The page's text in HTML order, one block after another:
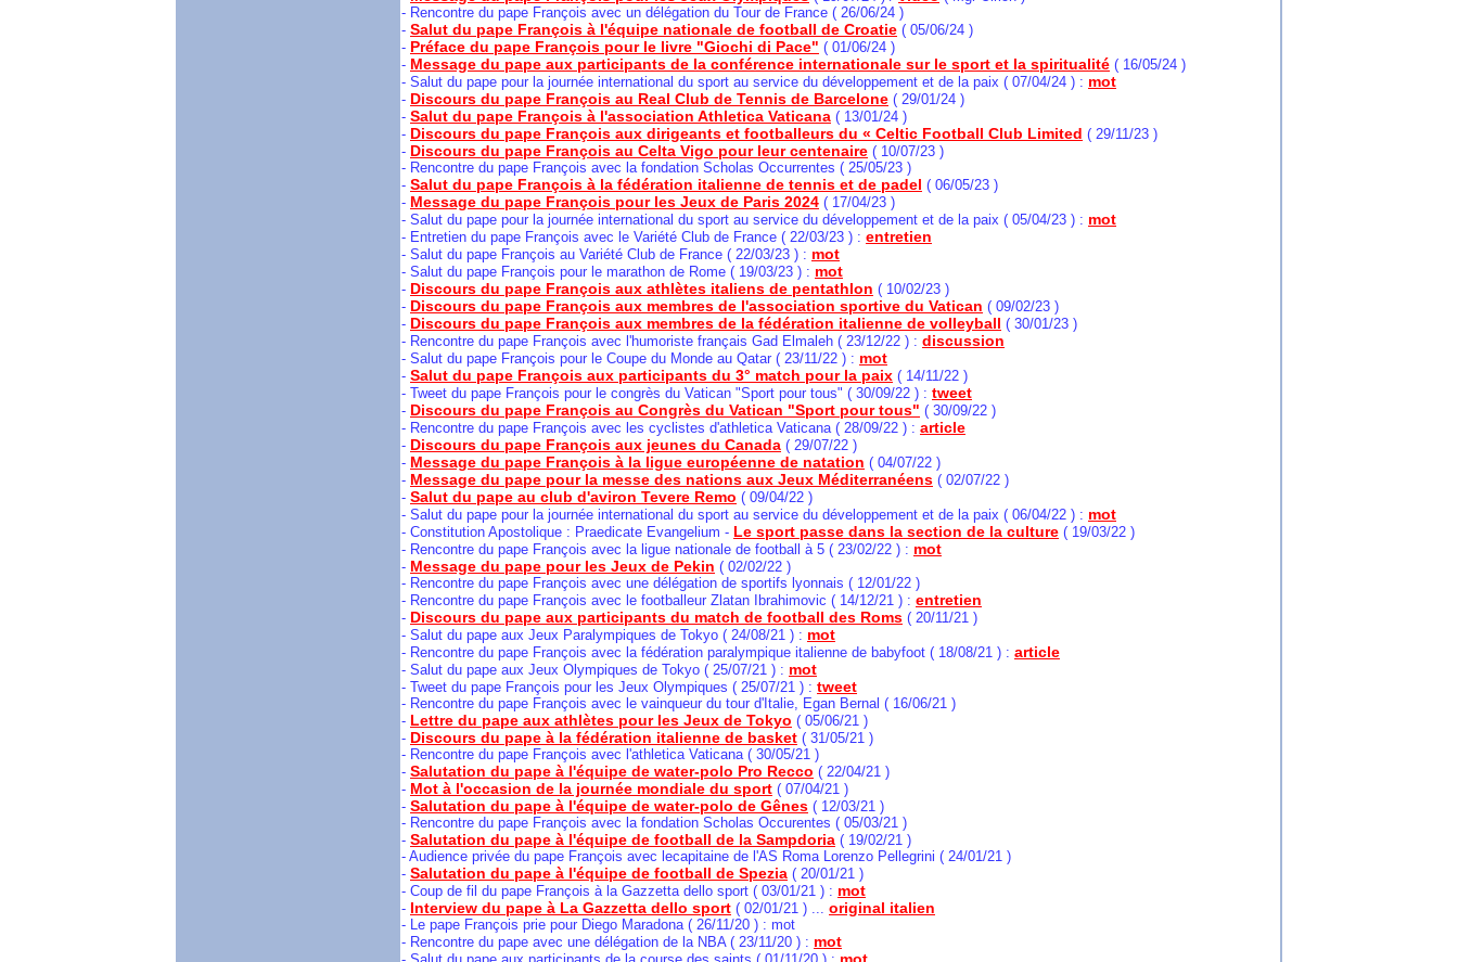
- Rencontre du pape François avec un délégation du Tour de France ( 26/06/24 )
- Salut du pape François à l'équipe nationale de football de Croatie ( 05/06/24 )
- Préface du pape François pour le livre "Giochi di Pace" ( 01/06/24 )
- Message du pape aux participants de la conférence internationale sur le sport et la spiritualité ( 16/05/24 )
- Salut du pape pour la journée international du sport au service du développement et de la paix ( 07/04/24 ) : mot
- Discours du pape François au Real Club de Tennis de Barcelone ( 29/01/24 )
- Salut du pape François à l'association Athletica Vaticana ( 13/01/24 )
- Discours du pape François aux dirigeants et footballeurs du « Celtic Football Club Limited ( 29/11/23 )
- Discours du pape François au Celta Vigo pour leur centenaire ( 10/07/23 )
- Rencontre du pape François avec la fondation Scholas Occurrentes ( 25/05/23 )
- Salut du pape François à la fédération italienne de tennis et de padel ( 06/05/23 )
- Message du pape François pour les Jeux de Paris 2024 ( 17/04/23 )
- Salut du pape pour la journée international du sport au service du développement et de la paix ( 05/04/23 ) : mot
- Entretien du pape François avec le Variété Club de France ( 22/03/23 ) : entretien
- Salut du pape François au Variété Club de France ( 22/03/23 ) : mot
- Salut du pape François pour le marathon de Rome ( 19/03/23 ) : mot
- Discours du pape François aux athlètes italiens de pentathlon ( 10/02/23 )
- Discours du pape François aux membres de l'association sportive du Vatican ( 09/02/23 )
- Discours du pape François aux membres de la fédération italienne de volleyball ( 30/01/23 )
- Rencontre du pape François avec l'humoriste français Gad Elmaleh ( 23/12/22 ) : discussion
- Salut du pape François pour le Coupe du Monde au Qatar ( 23/11/22 ) : mot
- Salut du pape François aux participants du 3° match pour la paix ( 14/11/22 )
- Tweet du pape François pour le congrès du Vatican "Sport pour tous" ( 30/09/22 ) : tweet
- Discours du pape François au Congrès du Vatican "Sport pour tous" ( 30/09/22 )
- Rencontre du pape François avec les cyclistes d'athletica Vaticana ( 28/09/22 ) : article
- Discours du pape François aux jeunes du Canada ( 29/07/22 )
- Message du pape François à la ligue européenne de natation ( 04/07/22 )
- Message du pape pour la messe des nations aux Jeux Méditerranéens ( 02/07/22 )
- Salut du pape au club d'aviron Tevere Remo ( 09/04/22 )
- Salut du pape pour la journée international du sport au service du développement et de la paix ( 06/04/22 ) : mot
- Constitution Apostolique : Praedicate Evangelium - Le sport passe dans la section de la culture ( 19/03/22 )
- Rencontre du pape François avec la ligue nationale de football à 5 ( 23/02/22 ) : mot
- Message du pape pour les Jeux de Pekin ( 02/02/22 )
- Rencontre du pape François avec une délégation de sportifs lyonnais ( 12/01/22 )
- Rencontre du pape François avec le footballeur Zlatan Ibrahimovic ( 14/12/21 ) : entretien
- Discours du pape aux participants du match de football des Roms ( 20/11/21 )
- Salut du pape aux Jeux Paralympiques de Tokyo ( 24/08/21 ) : mot
- Rencontre du pape François avec la fédération paralympique italienne de babyfoot ( 18/08/21 ) : article
- Salut du pape aux Jeux Olympiques de Tokyo ( 25/07/21 ) : mot
- Tweet du pape François pour les Jeux Olympiques ( 25/07/21 ) : tweet
- Rencontre du pape François avec le vainqueur du tour d'Italie, Egan Bernal ( 16/06/21 )
- Lettre du pape aux athlètes pour les Jeux de Tokyo ( 05/06/21 )
- Discours du pape à la fédération italienne de basket ( 31/05/21 )
- Rencontre du pape François avec l'athletica Vaticana ( 30/05/21 )
- Salutation du pape à l'équipe de water-polo Pro Recco ( 22/04/21 )
- Mot à l'occasion de la journée mondiale du sport ( 07/04/21 )
- Salutation du pape à l'équipe de water-polo de Gênes ( 12/03/21 )
- Rencontre du pape François avec la fondation Scholas Occurentes ( 05/03/21 )
- Salutation du pape à l'équipe de football de la Sampdoria ( 19/02/21 )
- Audience privée du pape François avec lecapitaine de l'AS Roma Lorenzo Pellegrini ( 24/01/21 )
- Salutation du pape à l'équipe de football de Spezia ( 20/01/21 )
- Coup de fil du pape François à la Gazzetta dello sport ( 03/01/21 ) : mot
- Interview du pape à La Gazzetta dello sport ( 02/01/21 ) ... original italien
- Le pape François prie pour Diego Maradona ( 26/11/20 ) : mot
- Rencontre du pape avec une délégation de la NBA ( 23/11/20 ) : mot